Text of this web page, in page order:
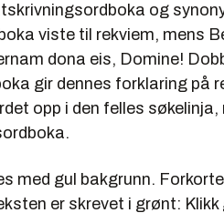
og
viste til rekviem, mens
dona eis, Domine!
gir dennes forklaring på
opp i den felles
med gul bakgrunn.
er skrevet i grønt: